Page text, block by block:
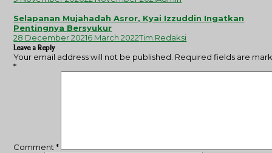
Selapanan Mujahadah Asror, Kyai Izzuddin Ingatkan
Pentingnya Bersyukur
28 December 20216 March 2022Tim Redaksi
Leave a Reply
Your email address will not be published. Required fields are
*
Comment*